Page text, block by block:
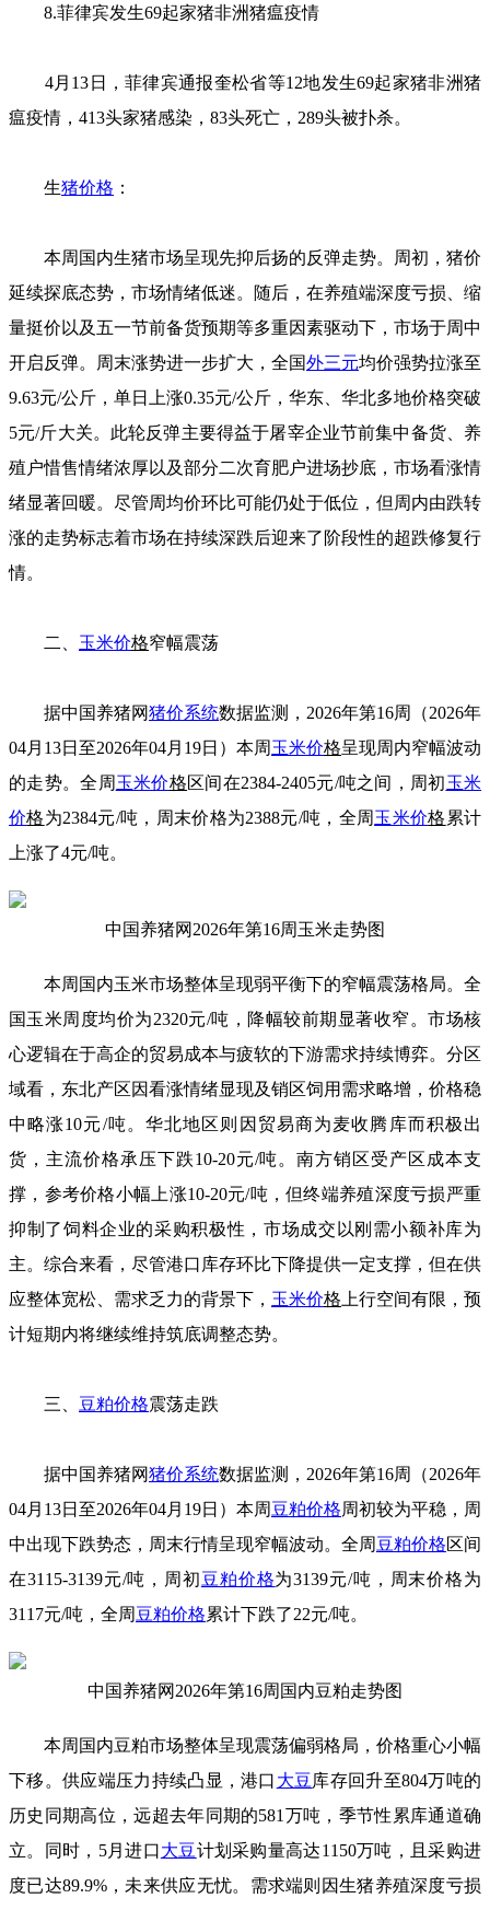
8.菲律宾发生69起家猪非洲猪瘟疫情
4月13日，菲律宾通报奎松省等12地发生69起家猪非洲猪
瘟疫情，413头家猪感染，83头死亡，289头被扑杀。
生猪价格 ：
本周国内生猪市场呈现先抑后扬的反弹走势。周初，猪价
延续探底态势，市场情绪低迷。随后，在养殖端深度亏损、缩
量挺价以及五一节前备货预期等多重因素驱动下，市场于周中
开启反弹。周末涨势进一步扩大，全国外三元均价强势拉涨至
9.63元/公斤，单日上涨0.35元/公斤，华东、华北多地价格突破
5元/斤大关。此轮反弹主要得益于屠宰企业节前集中备货、养
殖户惜售情绪浓厚以及部分二次育肥户进场抄底，市场看涨情
绪显著回暖。尽管周均价环比可能仍处于低位，但周内由跌转
涨的走势标志着市场在持续深跌后迎来了阶段性的超跌修复行
情。
二、 玉米价格窄幅震荡
据中国养猪网猪价系统数据监测，2026年第16周（2026年
04月13日至2026年04月19日）本周玉米价格呈现周内窄幅波动
的走势。全周玉米价格区间在2384-2405元/吨之间，周初玉米
价格为2384元/吨，周末价格为2388元/吨，全周玉米价格 累计
上涨了4元/吨。
中国养猪网2026年第16周玉米走势图
本周国内玉米市场整体呈现弱平衡下的窄幅震荡格局。全
国玉米周度均价为2320元/吨，降幅较前期显著收窄。市场核
心逻辑在于高企的贸易成本与疲软的下游需求持续博弈。分区
域看，东北产区因看涨情绪显现及销区饲用需求略增，价格稳
中略涨10元/吨。华北地区则因贸易商为麦收腾库而积极出
货，主流价格承压下跌10-20元/吨。南方销区受产区成本支
撑，参考价格小幅上涨10-20元/吨，但终端养殖深度亏损严重
抑制了饲料企业的采购积极性，市场成交以刚需小额补库为
主。综合来看，尽管港口库存环比下降提供一定支撑，但在供
应整体宽松、需求乏力的背景下， 玉米价格 上行空间有限，预
计短期内将继续维持筑底调整态势。
三、 豆粕价格震荡走跌
据中国养猪网猪价系统数据监测，2026年第16周（2026年
04月13日至2026年04月19日）本周豆粕价格周初较为平稳，周
中出现下跌势态，周末行情呈现窄幅波动。全周豆粕价格区间
在3115-3139元/吨，周初豆粕价格为3139元/吨，周末价格为
3117元/吨，全周豆粕价格累计下跌了22元/吨。
中国养猪网2026年第16周国内豆粕走势图
本周国内豆粕市场整体呈现震荡偏弱格局，价格重心小幅
下移。供应端压力持续凸显，港口 大豆库存回升至804万吨的
历史同期高位，远超去年同期的581万吨，季节性累库通道确
立。同时，5月进口大豆计划采购量高达1150万吨，且采购进
度已达89.9%，未来供应无忧。需求端则因生猪养殖深度亏损